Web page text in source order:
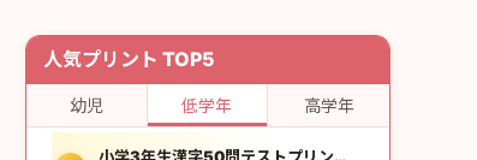
人気プリント TOP5
幼児 低学年 高学年
小学3年生漢字50問テストプリント